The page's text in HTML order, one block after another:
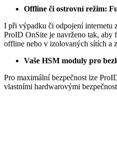
Offline či ostrovní režim:
I při výpadku či odpojení internetu
ProID OnSite je navrženo tak, aby
offline nebo v izolovaných sítích a
Vaše HSM moduly pro
Pro maximální bezpečnost lze
vlastními hardwarovými